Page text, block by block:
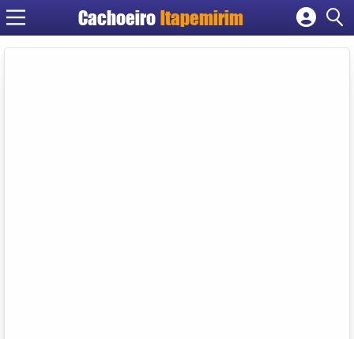
Cachoeiro Itapemirim
Cadastrar empresa